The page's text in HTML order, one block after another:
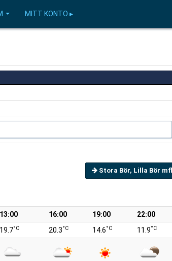
MITT KONTO ▸
Stora Bör, Lilla Bör mfl
13:00 16:00 19:00
22:00
19.7°C 20.3°C 14.6°C 11.9°C